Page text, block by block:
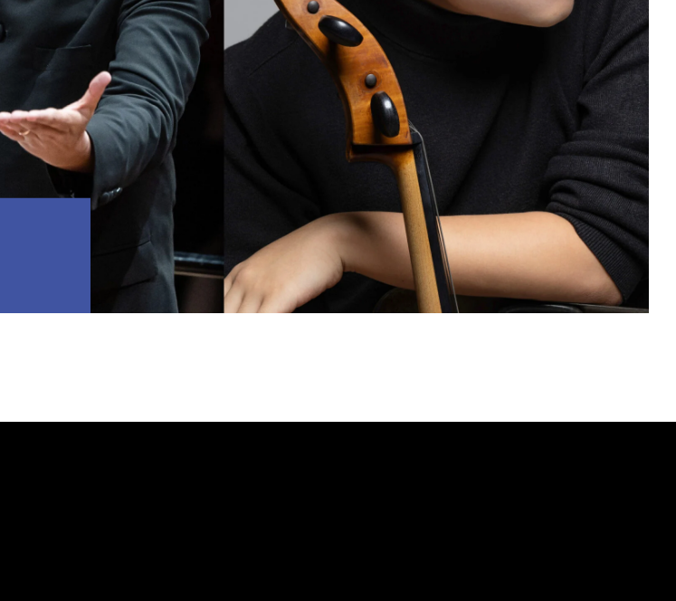
Close
CONCERT HALL II
WEITEREMPFEHLEN
Sie Freunde oder Bekannte via E-Mail oder Facebook-
U28 bedeutet: Jahrgang 1998 oder
und Doris Ammann Stiftung
Überprüfen